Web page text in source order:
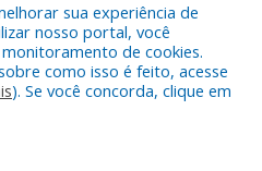
Prefeitura Municipal de Anapu.
Administrativa
sua experiência de
nosso portal, você
de cookies.
como isso é feito, acesse
). Se você concorda, clique em